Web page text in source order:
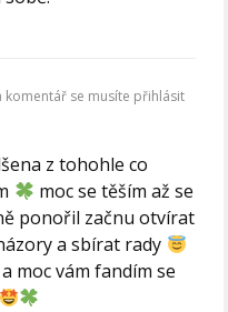
z tohohle co
moc se těším až se
ponořil začnu otvírat
a sbírat rady
moc vám fandím se
se musíte přihlásit